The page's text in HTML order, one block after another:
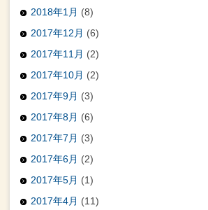
2018年1月 (8)
2017年12月 (6)
2017年11月 (2)
2017年10月 (2)
2017年9月 (3)
2017年8月 (6)
2017年7月 (3)
2017年6月 (2)
2017年5月 (1)
2017年4月 (11)